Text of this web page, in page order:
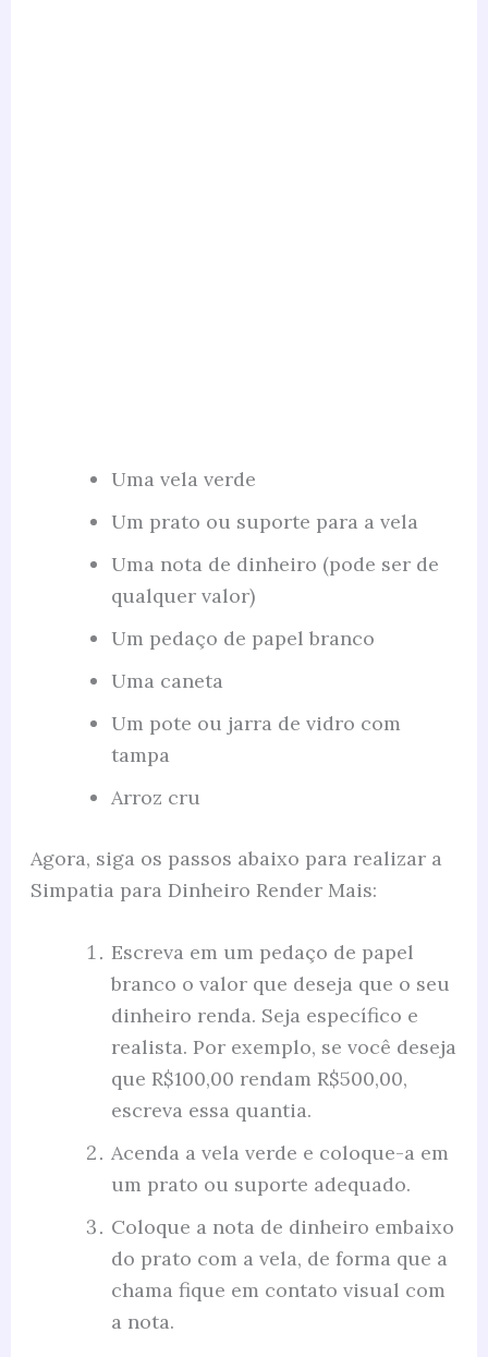
Uma vela verde
Um prato ou suporte para a vela
Uma nota de dinheiro (pode ser de
qualquer valor)
Um pedaço de papel branco
Uma caneta
Um pote ou jarra de vidro com
tampa
Arroz cru
Agora, siga os passos abaixo para realizar a
Simpatia para Dinheiro Render Mais:
Escreva em um pedaço de papel
branco o valor que deseja que o seu
dinheiro renda. Seja específico e
realista. Por exemplo, se você deseja
que R$100,00 rendam R$500,00,
escreva essa quantia.
Acenda a vela verde e coloque-a em
um prato ou suporte adequado.
Coloque a nota de dinheiro embaixo
do prato com a vela, de forma que a
chama fique em contato visual com
a nota.